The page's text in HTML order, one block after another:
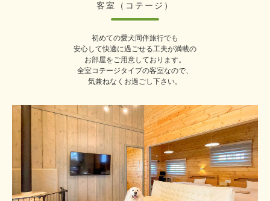
客室（コテージ）
初めての愛犬同伴旅行でも
安心して快適に過ごせる工夫が満載の
お部屋をご用意しております。
全室コテージタイプの客室なので、
気兼ねなくお過ごし下さい。